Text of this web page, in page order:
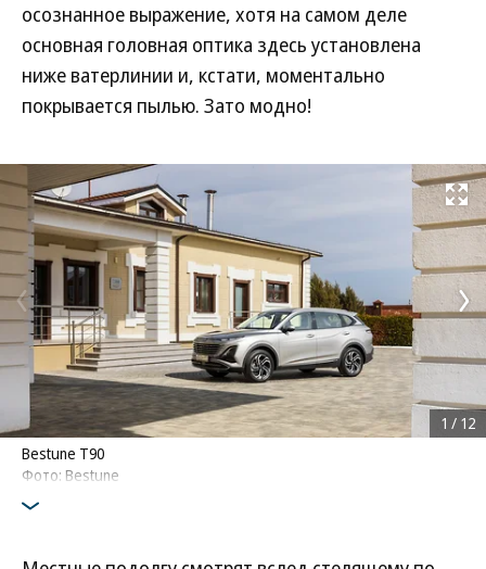
осознанное выражение, хотя на самом деле
основная головная оптика здесь установлена
ниже ватерлинии и, кстати, моментально
покрывается пылью. Зато модно!
Развернуть
Bestune T90
Фото: Bestune
1 / 12